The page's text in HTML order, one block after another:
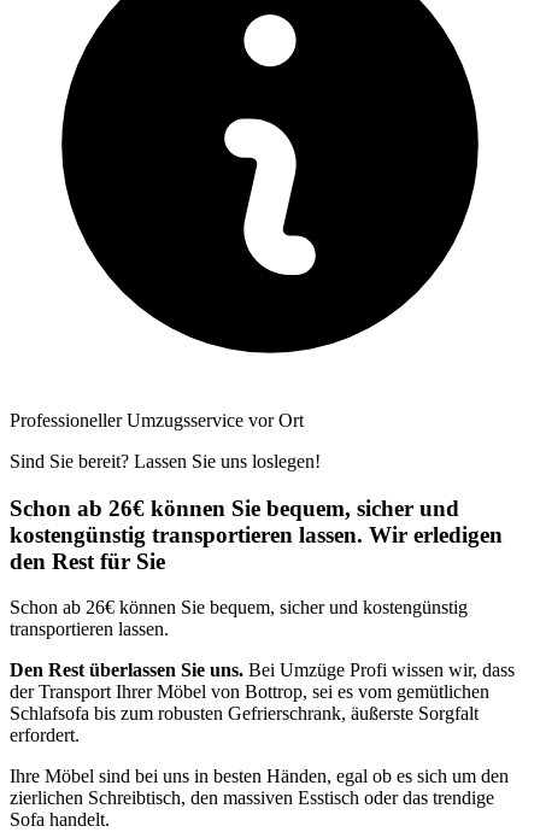
Professioneller Umzugsservice vor Ort
Sind Sie bereit? Lassen Sie uns loslegen!
Schon ab 26€ können Sie bequem, sicher und
kostengünstig transportieren lassen. Wir erledigen
den Rest für Sie
Schon ab 26€ können Sie bequem, sicher und kostengünstig
transportieren lassen.
Den Rest überlassen Sie uns. Bei Umzüge Profi wissen wir, dass
der Transport Ihrer Möbel von Bottrop, sei es vom gemütlichen
Schlafsofa bis zum robusten Gefrierschrank, äußerste Sorgfalt
erfordert.
Ihre Möbel sind bei uns in besten Händen, egal ob es sich um den
zierlichen Schreibtisch, den massiven Esstisch oder das trendige
Sofa handelt.